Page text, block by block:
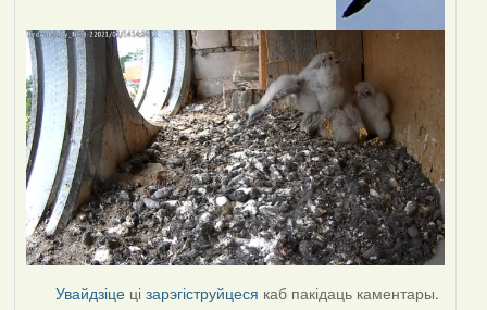
Увайдзіце цізарэгіструйцеся каб пакідаць каментары.